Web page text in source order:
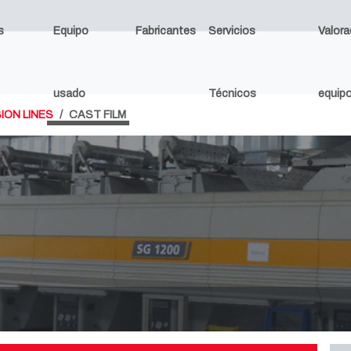
Equipo
usado
Fabricantes Servicios
Técnicos
LINES
CAST FILM